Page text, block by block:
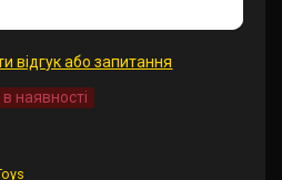
відгук або запитання
наявності